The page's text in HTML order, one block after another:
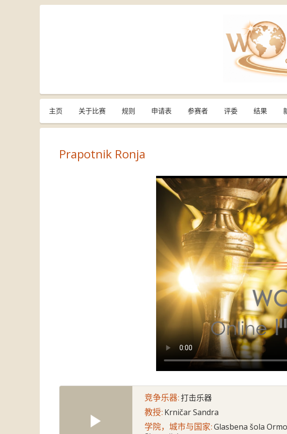
主页 关于比赛 规则 申请表 参赛者 评委 结果
Prapotnik Ronja
竞争乐器:打击乐器
教授: Krničar Sandra
学院，城市与国家:Glasbena šola